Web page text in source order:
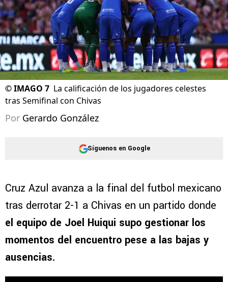
©IMAGO 7 La calificación de los jugadores celestes
tras Semifinal con Chivas
Por Gerardo González
Síguenos en Google
Cruz Azul avanza a la final del futbol mexicano
tras derrotar 2-1 a Chivas en un partido donde
el equipo de Joel Huiqui supo gestionar los
momentos del encuentro pese a las bajas y
ausencias.